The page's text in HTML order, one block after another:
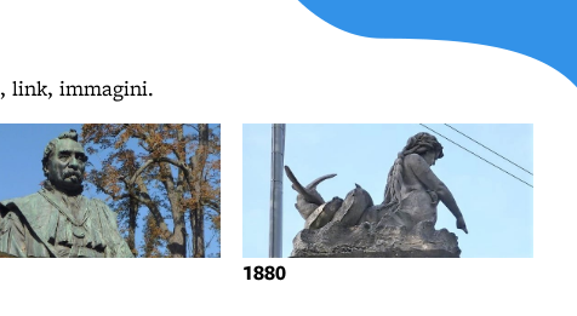
link, immagini.
1880